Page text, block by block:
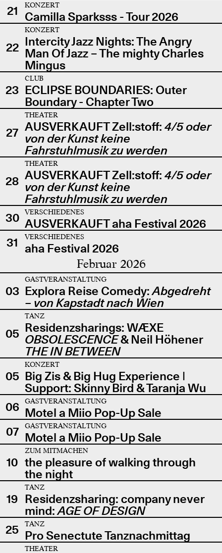
21
KONZERT
Camilla Sparksss - Tour 2026
22
KONZERT
Intercity Jazz Nights: The Angry
Man Of Jazz – The mighty Charles
Mingus
23
CLUB
ECLIPSE BOUNDARIES: Outer
Boundary - Chapter Two
27
THEATER
AUSVERKAUFT Zell:stoff: 4/5 oder
von der Kunst keine
Fahrstuhlmusik zu werden
28
THEATER
AUSVERKAUFT Zell:stoff: 4/5 oder
von der Kunst keine
Fahrstuhlmusik zu werden
30
VERSCHIEDENES
AUSVERKAUFT aha Festival 2026
31
VERSCHIEDENES
aha Festival 2026
Februar 2026
03
GASTVERANSTALTUNG
Explora Reise Comedy:Abgedreht
– von Kapstadt nach Wien
05
TANZ
Residenzsharings: WÆXE
OBSOLESCENCE& Neil Höhener
THE IN BETWEEN
05
KONZERT
Big Zis & Big Hug Experience |
Support: Skinny Bird & Taranja Wu
06
GASTVERANSTALTUNG
Motel a Miio Pop-Up Sale
07
GASTVERANSTALTUNG
Motel a Miio Pop-Up Sale
10
ZUM MITMACHEN
the pleasure of walking through
the night
19
TANZ
Residenzsharing: company never
mind:AGE OF DESIGN
25
TANZ
Pro Senectute Tanznachmittag
THEATER